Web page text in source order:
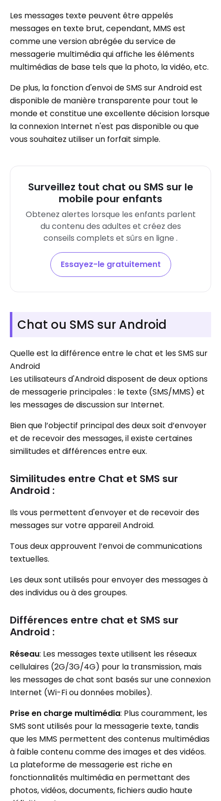
Les messages texte peuvent être appelés
messages en texte brut, cependant, MMS est
comme une version abrégée du service de
messagerie multimédia qui affiche les éléments
multimédias de base tels que la photo, la vidéo, etc.
De plus, la fonction d'envoi de SMS sur Android est
disponible de manière transparente pour tout le
monde et constitue une excellente décision lorsque
la connexion Internet n'est pas disponible ou que
vous souhaitez utiliser un forfait simple.
Surveillez tout chat ou SMS sur le
mobile pour enfants
Obtenez alertes lorsque les enfants parlent
du contenu des adultes et créez des
conseils complets et sûrs en ligne .
Essayez-le gratuitement
Chat ou SMS sur Android
Quelle est la différence entre le chat et les SMS sur
Android
Les utilisateurs d'Android disposent de deux options
de messagerie principales : le texte (SMS/MMS) et
les messages de discussion sur Internet.
Bien que l’objectif principal des deux soit d’envoyer
et de recevoir des messages, il existe certaines
similitudes et différences entre eux.
Similitudes entre Chat et SMS sur
Android :
Ils vous permettent d'envoyer et de recevoir des
messages sur votre appareil Android.
Tous deux approuvent l’envoi de communications
textuelles.
Les deux sont utilisés pour envoyer des messages à
des individus ou à des groupes.
Différences entre chat et SMS sur
Android :
Réseau: Les messages texte utilisent les réseaux
cellulaires (2G/3G/4G) pour la transmission, mais
les messages de chat sont basés sur une connexion
Internet (Wi-Fi ou données mobiles).
Prise en charge multimédia: Plus couramment, les
SMS sont utilisés pour la messagerie texte, tandis
que les MMS permettent des contenus multimédias
à faible contenu comme des images et des vidéos.
La plateforme de messagerie est riche en
fonctionnalités multimédia en permettant des
photos, vidéos, documents, fichiers audio haute